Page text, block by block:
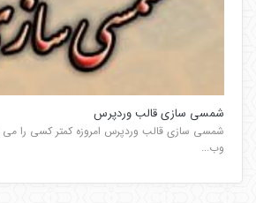
شمسی سازی قالب وردپرس
شمسی سازی قالب وردپرس امروزه کمتر کسی را می
وب...